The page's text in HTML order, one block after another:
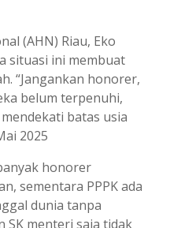
(AHN) Riau, Eko
situasi ini membuat
“Jangankan honorer,
belum terpenuhi,
batas usia
2025
honorer
sementara PPPK ada
dunia tanpa
SK menteri saja tidak